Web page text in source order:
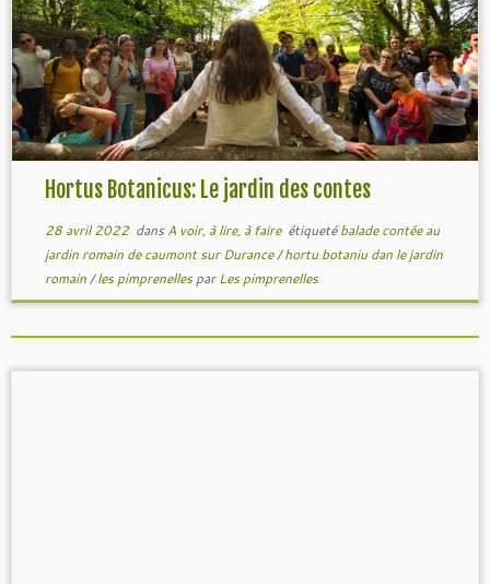
Hortus Botanicus: Le jardin des contes
28 avril 2022dans A voir, à lire, à faire étiquetébalade contée au
jardin romain de caumont sur Durance/hortu botaniu dan le jardin
romain/les pimprenellesparLes pimprenelles